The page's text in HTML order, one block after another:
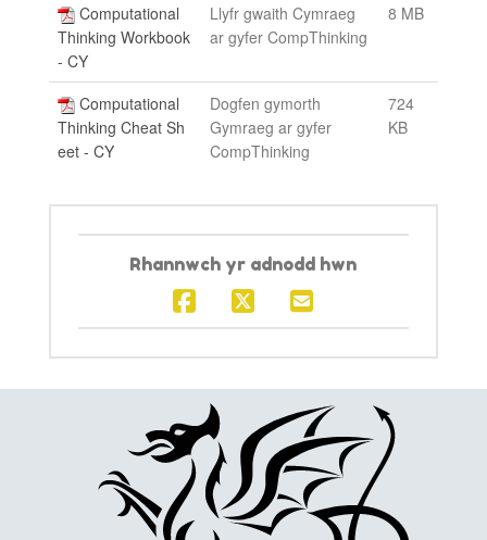
Computational
Thinking Workbook
- CY
Llyfr gwaith Cymraeg
ar gyfer CompThinking
8 MB
Computational
Thinking Cheat Sh
eet - CY
Dogfen gymorth
Gymraeg ar gyfer
CompThinking
724
KB
Rhannwch yr adnodd hwn